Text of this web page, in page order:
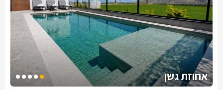
אחוזת גשן